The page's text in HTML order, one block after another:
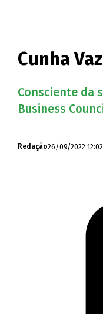
Cunha
Consciente da
Business
Redação26/09/2022 12:02